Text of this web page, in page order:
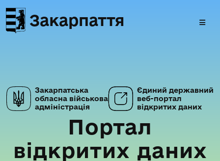
Закарпаття
Закарпатська
обласна військова
адміністрація
Єдиний державний
веб-портал
відкритих даних
Портал
відкритих даних